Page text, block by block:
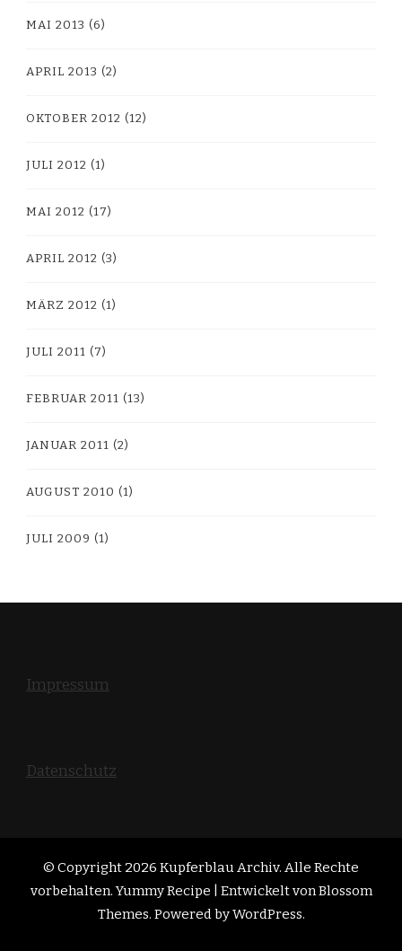
MAI 2013 (6)
APRIL 2013 (2)
OKTOBER 2012 (12)
JULI 2012 (1)
MAI 2012 (17)
APRIL 2012 (3)
MÄRZ 2012 (1)
JULI 2011 (7)
FEBRUAR 2011 (13)
JANUAR 2011 (2)
AUGUST 2010 (1)
JULI 2009 (1)
Impressum
Datenschutz
© Copyright 2026 Kupferblau Archiv. Alle Rechte
vorbehalten. Yummy Recipe | Entwickelt von Blossom
Themes. Powered byWordPress.